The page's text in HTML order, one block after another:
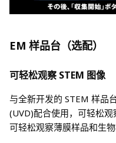
EM 样品台（选配）
可轻松观察 STEM 图像
与全新开发的 STEM 样品
(UVD)配合使用，可轻松观
可轻松观察薄膜样品和生物